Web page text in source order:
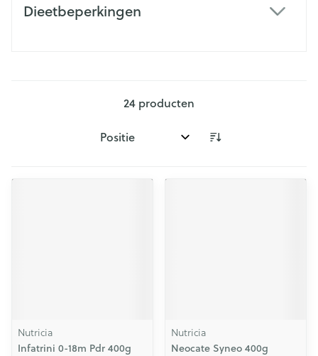
Dieetbeperkingen
24 producten
Sorteer op:
Nutricia
Infatrini 0-18m Pdr 400g
Nutricia
Neocate Syneo 400g